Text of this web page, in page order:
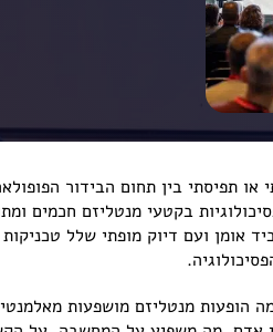
תפיסתי בין תחום הבידור
בקטעי מנטליזם חכמים
אומן ועם דיוק מופתי שלל
מנטליזם מושפעות